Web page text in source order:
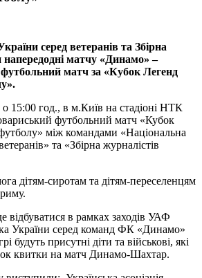
серед ветеранів та Збірна
напередодні матчу «Динамо» –
матч за «Кубок Легенд
15:00 год., в м.Київ на стадіоні НТК
футбольний матч «Кубок
між командами «Національна
та «Збірна журналістів
дітям-сиротам та дітям-переселенцям
відбуватися в рамках заходів УАФ
України серед команд ФК «Динамо»
присутні діти та військові, які
квитки на матч Динамо-Шахтар.